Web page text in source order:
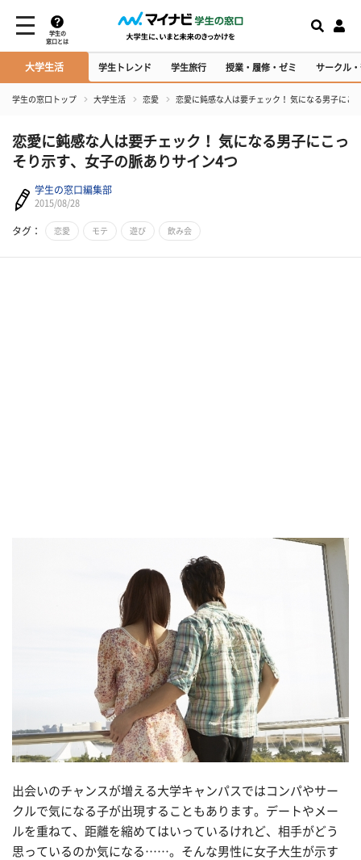
学生の
窓口とは
大学生活 学生トレンド 学生旅行 授業・履修・ゼミ サークル
学生の窓口トップ 大学生活 恋愛 恋愛に鈍感な人は要チェック！ 気になる男子にこ
恋愛に鈍感な人は要チェック！ 気になる男子にこっ
そり示す、女子の脈ありサイン4つ
学生の窓口編集部
2015/08/28
タグ： 恋愛 モテ 遊び 飲み会
出会いのチャンスが増える大学キャンパスではコンパやサー
クルで気になる子が出現することもあります。デートやメー
ルを重ねて、距離を縮めてはいっているけれど、相手がどう
思っているのか気になる……。そんな男性に女子大生が示す